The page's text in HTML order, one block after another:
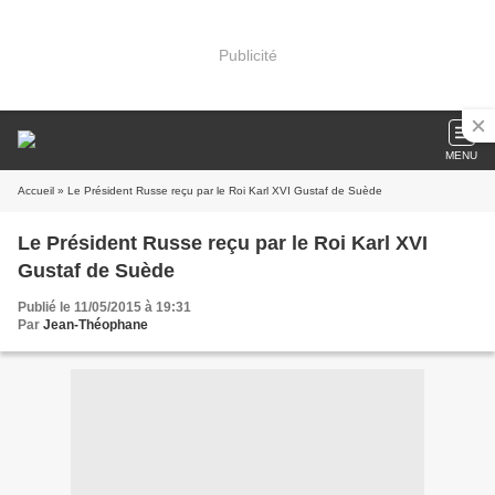
Publicité
MENU
Accueil » Le Président Russe reçu par le Roi Karl XVI Gustaf de Suède
Le Président Russe reçu par le Roi Karl XVI
Gustaf de Suède
Publié le 11/05/2015 à 19:31
Par Jean-Théophane